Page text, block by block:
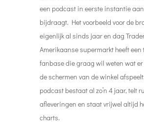
een podcast in eerste instantie aan
bijdraagt. Het voorbeeld voor de
eigenlijk al sinds jaar en dag Trader
Amerikaanse supermarkt heeft een
fanbase die graag wil weten wat
de schermen van de winkel
podcast bestaat al zo’n 4 jaar, telt
afleveringen en staat vrijwel altijd
charts.